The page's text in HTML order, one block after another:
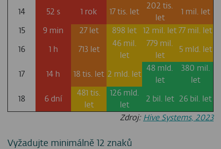
14
52 s 1 rok 17 tis. let
202 tis.
let
1 mil. let
15
9 min 27 let 898 let 12 mil. let 77 mil. let
16
1 h 713 let
46 mil.
let
779 mil.
let
5 mld. let
17 14 h 18 tis. let 2 mld. let
48 mld.
let
380 mil.
let
18
6 dní
481 tis.
let
126 mld.
let
2 bil. let
26 bil. let
Zdroj: Hive Systems, 2023
Vyžadujte minimálně 12 znaků